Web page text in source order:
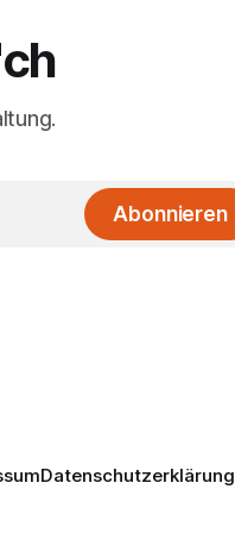
Abonnieren
Datenschutzerklärung